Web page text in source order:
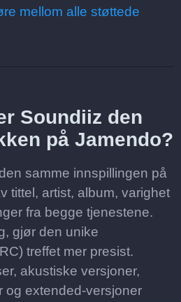
mellom alle støttede
Soundiiz den
på Jamendo?
samme innspillingen på
tittel, artist, album, varighet
fra begge tjenestene.
gjør den unike
treffet mer presist.
akustiske versjoner,
og extended-versjoner